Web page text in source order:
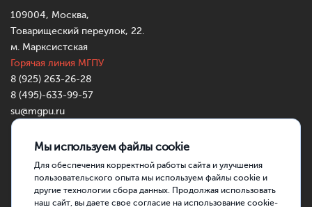
109004, Москва,
Товарищеский переулок, 22.
м. Марксистская
Горячая линия МГПУ
8 (925) 263-26-28
8 (495)-633-99-57
su@mgpu.ru
Мы используем файлы cookie
Для обеспечения корректной работы сайта и улучшения
пользовательского опыта мы используем файлы cookie и
другие технологии сбора данных. Продолжая использовать
наш сайт, вы даете свое согласие на использование cookie-